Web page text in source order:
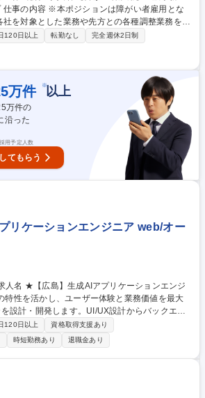
社を対象とした業務や先方との各種調整業務をご
処理など）■サービス運用関連業務（楽天が展
報精査、審査、メルマガ制作など）■発送・PD
ンペーン運営事務局対応、補助、物品の梱包、
うちいずれかをご担当いただきます。※仕事内
談に応じます。 ※変更範囲:当社業務全般 募集
般事務（広島）※楽天グループ
120日以上 転勤なし
完全週休2日制
万件 ※以上
万件の
沿った
用予定人数
てもらう
リケーションエンジニア web/オー
設計・開発します。UI/UX設計からバックエン
生成AIならではの開発プロセスをリードしま
答の精度評価などの生成AI技術の実装 ・ユー
設計 ・テスト自動化や品質保証、運用フェーズ
120日以上
資格取得支援あり
時短勤務あり 退職金あり